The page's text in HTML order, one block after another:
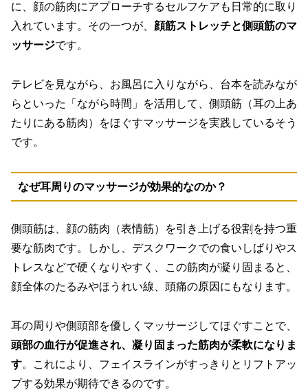
に、顔の筋肉にアプローチするセルフケアも日常的に取り
入れています。その一つが、 顔筋ストレッチと側頭筋のマ
ッサージです。
テレビを見ながら、お風呂に入りながら、台本を読みなが
らといった「ながら時間」を活用して、側頭筋（耳の上あ
たりにある筋肉）をほぐすマッサージを実践しているそう
です。
なぜ耳周りのマッサージが効果的なのか？
側頭筋は、顔の筋肉（表情筋）を引き上げる役割を持つ重
要な筋肉です。しかし、デスクワークでの食いしばりやス
トレスなどで硬くなりやすく、この筋肉が凝り固まると、
顔全体のたるみやほうれい線、頭痛の原因にもなります。
耳の周りや側頭部を優しくマッサージしてほぐすことで、
頭部の血行が促進され、凝り固まった筋肉が柔軟になりま
す。これにより、フェイスラインがすっきりとリフトアッ
プする効果が期待できるのです。